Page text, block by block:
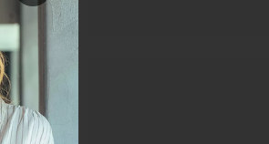
vozila
linka